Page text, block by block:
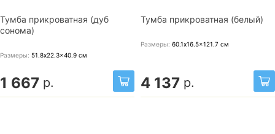
Тумба прикроватная (дуб
сонома)
Размеры: 51.8x22.3x40.9 см
1 667 р.
Тумба прикроватная (белый)
Размеры: 60.1x16.5x121.7 см
4 137 р.